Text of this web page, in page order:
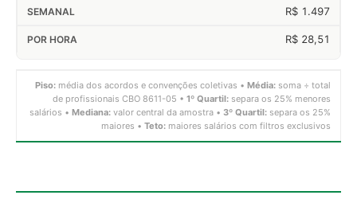
R$ 1.497
R$ 28,51
Piso: média dos acordos e convenções coletivas • Média: soma ÷ total
de profissionais CBO 8611-05 • 1º Quartil: separa os 25% menores
salários • Mediana: valor central da amostra • 3º Quartil: separa os 25%
maiores • Teto: maiores salários com filtros exclusivos